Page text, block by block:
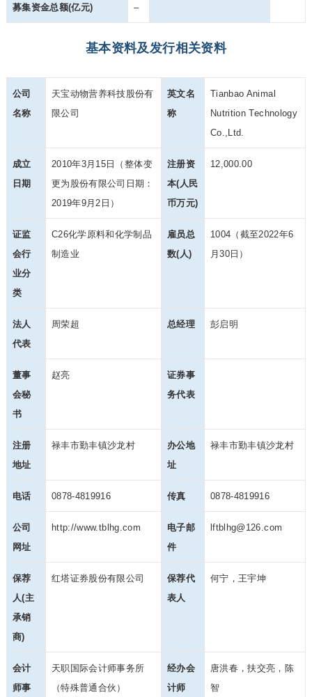
募集资金总额(亿元) –
基本资料及发行相关资料
公司
名称
天宝动物营养科技股份有
限公司
英文名
称
Tianbao Animal
Nutrition Technology
Co.,Ltd.
成立
日期
2010年3月15日（整体变
更为股份有限公司日期：
2019年9月2日）
注册资
本(人民
币万元)
12,000.00
证监
会行
业分
类
C26化学原料和化学制 品
制造业
雇员总
数(人)
1004（截至2022年6
月30日）
法人
代表
周荣超 总经理 彭启明
董事
会秘
书
赵亮
证券事
务代表
注册
地址
禄丰市勤丰镇沙龙村
办公地
址
禄丰市勤丰镇沙龙村
电话 0878-4819916 传真 0878-4819916
公司
网址
http://www.tblhg.com
电子邮
件
lftblhg@126.com
保荐
人(主
承销
商)
红塔证券股份有限公司
保荐代
表人
何宁，王宇坤
会计
师事
天职国际会计师事务所
（特殊普通合伙）
经办会
计师
唐洪春，扶交亮，陈
智